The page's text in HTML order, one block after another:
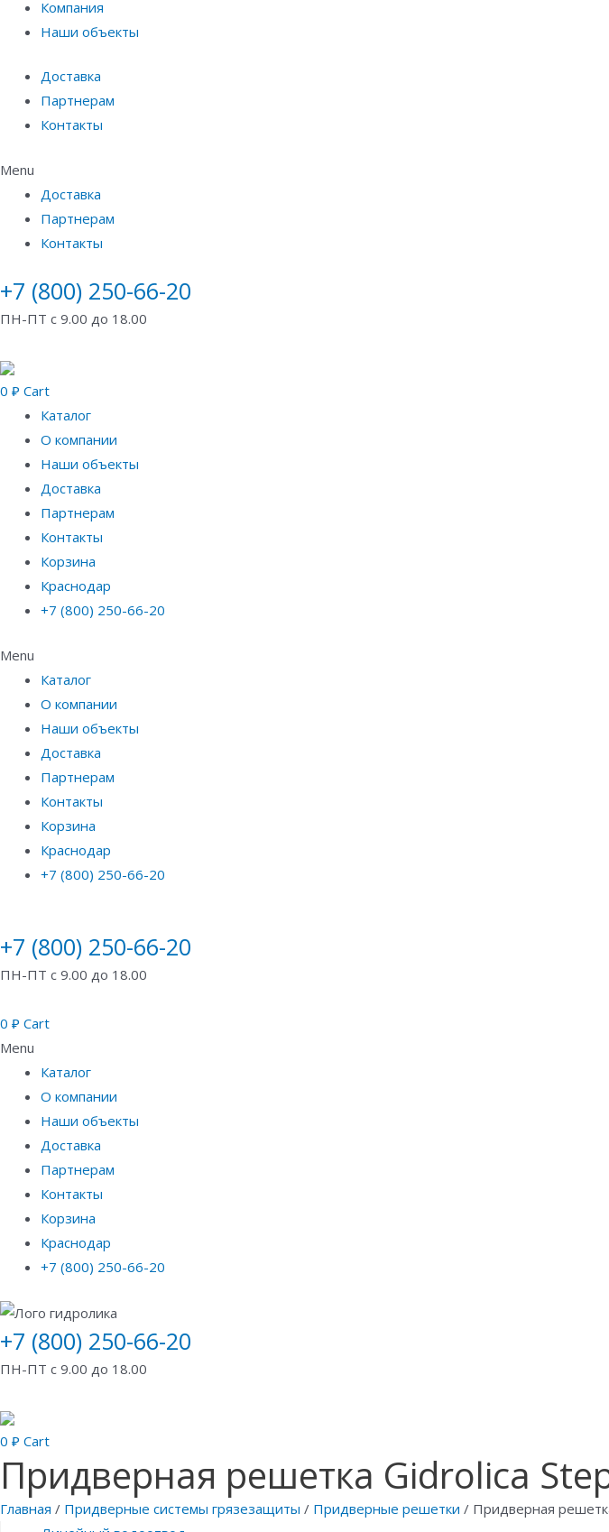
Компания
Наши объекты
Доставка
Партнерам
Контакты
Menu
Доставка
Партнерам
Контакты
+7 (800) 250-66-20
ПН-ПТ с 9.00 до 18.00
0 ₽ Cart
Каталог
О компании
Наши объекты
Доставка
Партнерам
Контакты
Корзина
Краснодар
+7 (800) 250-66-20
Menu
Каталог
О компании
Наши объекты
Доставка
Партнерам
Контакты
Корзина
Краснодар
+7 (800) 250-66-20
+7 (800) 250-66-20
ПН-ПТ с 9.00 до 18.00
0 ₽ Cart
Menu
Каталог
О компании
Наши объекты
Доставка
Партнерам
Контакты
Корзина
Краснодар
+7 (800) 250-66-20
+7 (800) 250-66-20
ПН-ПТ с 9.00 до 18.00
0 ₽ Cart
Придверная решетка Gidrolica
Главная / Придверные системы грязезащиты / Придверные решетки / Придверная